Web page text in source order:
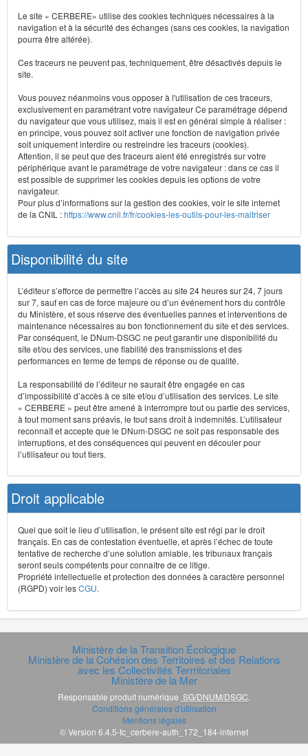
Le site « CERBERE» utilise des cookies techniques nécessaires à la
navigation et à la sécurité des échanges (sans ces cookies, la navigation
pourra être altérée).
Ces traceurs ne peuvent pas, techniquement, être désactivés depuis le
site.
Vous pouvez néanmoins vous opposer à l'utilisation de ces traceurs,
exclusivement en paramétrant votre navigateur Ce paramétrage dépend
du navigateur que vous utilisez, mais il est en général simple à réaliser :
en principe, vous pouvez soit activer une fonction de navigation privée
soit uniquement interdire ou restreindre les traceurs (cookies).
Attention, il se peut que des traceurs aient été enregistrés sur votre
périphérique avant le paramétrage de votre navigateur : dans ce cas il
est possible de supprimer les cookies depuis les options de votre
navigateur.
Pour plus d’informations sur la gestion des cookies, voir le site internet
de la CNIL :https://www.cnil.fr/fr/cookies-les-outils-pour-les-maitriser
Disponibilité du site
L’éditeur s’efforce de permettre l’accès au site 24 heures sur 24, 7 jours
sur 7, sauf en cas de force majeure ou d’un événement hors du contrôle
du Ministère, et sous réserve des éventuelles pannes et interventions de
maintenance nécessaires au bon fonctionnement du site et des services.
Par conséquent, le DNum-DSGC ne peut garantir une disponibilité du
site et/ou des services, une fiabilité des transmissions et des
performances en terme de temps de réponse ou de qualité.
La responsabilité de l’éditeur ne saurait être engagée en cas
d’impossibilité d’accès à ce site et/ou d’utilisation des services. Le site
« CERBERE » peut être amené à interrompre tout ou partie des services,
à tout moment sans préavis, le tout sans droit à indemnités. L’utilisateur
reconnaît et accepte que le DNum-DSGC ne soit pas responsable des
interruptions, et des conséquences qui peuvent en découler pour
l’utilisateur ou tout tiers.
Droit applicable
Quel que soit le lieu d’utilisation, le présent site est régi par le droit
français. En cas de contestation éventuelle, et après l’échec de toute
tentative de recherche d’une solution amiable, les tribunaux français
seront seuls compétents pour connaître de ce litige.
Propriété intellectuelle et protection des données à caractère personnel
(RGPD) voir lesCGU.
Ministère de la Transition Écologique
Ministère de la Cohésion des Territoires et des Relations
avec les Collectivités Terrritoriales
Ministère de la Mer
Responsable produit numérique SG/DNUM/DSGC
Conditions générales d'utilisation
Mentions légales
© Version 6.4.5-tc_cerbere-auth_172_184-internet